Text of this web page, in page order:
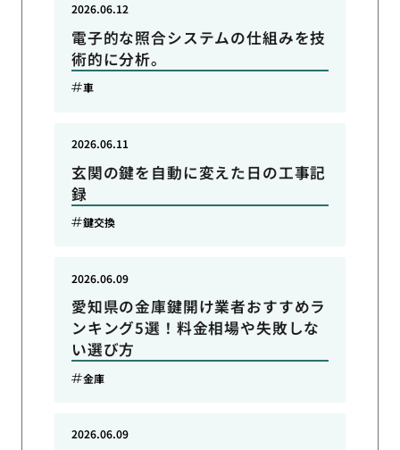
電子的な照合システムの仕組みを技
術的に分析。
2026.06.12
車
玄関の鍵を自動に変えた日の工事記
録
2026.06.11
鍵交換
愛知県の金庫鍵開け業者おすすめラ
ンキング5選！料金相場や失敗しな
い選び方
2026.06.09
金庫
2026.06.09